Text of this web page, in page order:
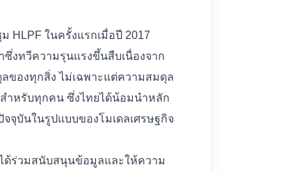
HLPF ในครั้งแรกเมื่อปี 2017
งทวีความรุนแรงขึ้นสืบเนื่องจาก
ของทุกสิ่ง ไม่เฉพาะแต่ความสมดุล
ำหรับทุกคน ซึ่งไทยได้น้อมนำหลัก
บันในรูปแบบของโมเดลเศรษฐกิจ
ด้ร่วมสนับสนุนข้อมูลและให้ความ